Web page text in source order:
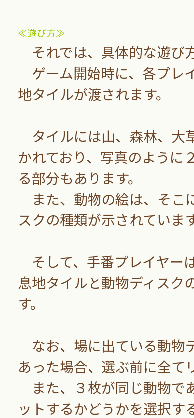
≪遊び方≫
それでは、具体的な遊び
ゲーム開始時に、各プレ
地タイルが渡されます。
タイルには山、森林、大
かれており、写真のように
る部分もあります。
また、動物の絵は、そこ
スクの種類が示されています
そして、手番プレイヤー
息地タイルと動物ディスク
す。
なお、場に出ている動物
あった場合、選ぶ前に全て
また、３枚が同じ動物で
ットするかどうかを選択す